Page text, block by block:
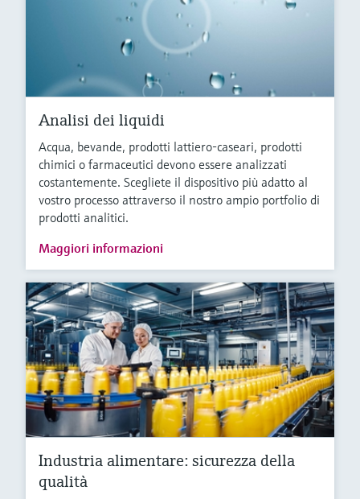
Analisi dei liquidi
Acqua, bevande, prodotti lattiero-caseari, prodotti
chimici o farmaceutici devono essere analizzati
costantemente. Scegliete il dispositivo più adatto al
vostro processo attraverso il nostro ampio portfolio di
prodotti analitici.
Maggiori informazioni
Industria alimentare: sicurezza della
qualità